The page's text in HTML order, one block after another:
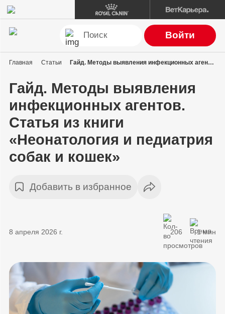
Войти
Главная Статьи Гайд. Методы выявления инфекционных агентов. Статья из книги «Неонатология и педиатрия собак и кошек»
Гайд. Методы выявления
инфекционных агентов.
Статья из книги
«Неонатология и педиатрия
собак и кошек»
Добавить в избранное
8 апреля 2026 г. 206 1 мин